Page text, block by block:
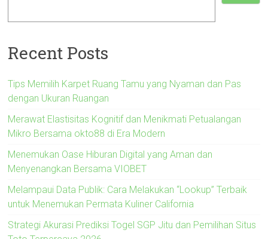
Recent Posts
Tips Memilih Karpet Ruang Tamu yang Nyaman dan Pas
dengan Ukuran Ruangan
Merawat Elastisitas Kognitif dan Menikmati Petualangan
Mikro Bersama okto88 di Era Modern
Menemukan Oase Hiburan Digital yang Aman dan
Menyenangkan Bersama VIOBET
Melampaui Data Publik: Cara Melakukan “Lookup” Terbaik
untuk Menemukan Permata Kuliner California
Strategi Akurasi Prediksi Togel SGP Jitu dan Pemilihan Situs